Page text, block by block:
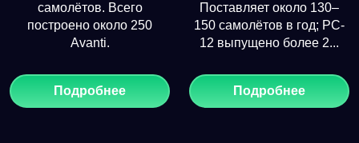
самолётов. Всего
построено около 250
Avanti.
Подробнее
Поставляет около 130–
150 самолётов в год; PC-
12 выпущено более 2...
Подробнее